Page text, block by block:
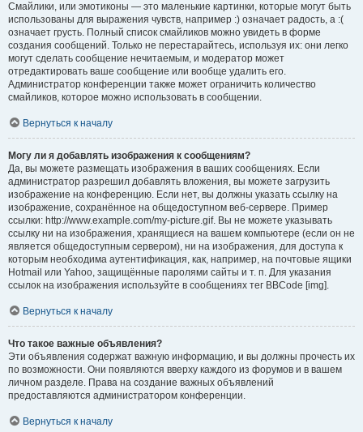
Смайлики, или эмотиконы — это маленькие картинки, которые могут быть
использованы для выражения чувств, например :) означает радость, а :(
означает грусть. Полный список смайликов можно увидеть в форме
создания сообщений. Только не перестарайтесь, используя их: они легко
могут сделать сообщение нечитаемым, и модератор может
отредактировать ваше сообщение или вообще удалить его.
Администратор конференции также может ограничить количество
смайликов, которое можно использовать в сообщении.
Вернуться к началу
Могу ли я добавлять изображения к сообщениям?
Да, вы можете размещать изображения в ваших сообщениях. Если
администратор разрешил добавлять вложения, вы можете загрузить
изображение на конференцию. Если нет, вы должны указать ссылку на
изображение, сохранённое на общедоступном веб-сервере. Пример
ссылки: http://www.example.com/my-picture.gif. Вы не можете указывать
ссылку ни на изображения, хранящиеся на вашем компьютере (если он не
является общедоступным сервером), ни на изображения, для доступа к
которым необходима аутентификация, как, например, на почтовые ящики
Hotmail или Yahoo, защищённые паролями сайты и т. п. Для указания
ссылок на изображения используйте в сообщениях тег BBCode [img].
Вернуться к началу
Что такое важные объявления?
Эти объявления содержат важную информацию, и вы должны прочесть их
по возможности. Они появляются вверху каждого из форумов и в вашем
личном разделе. Права на создание важных объявлений
предоставляются администратором конференции.
Вернуться к началу